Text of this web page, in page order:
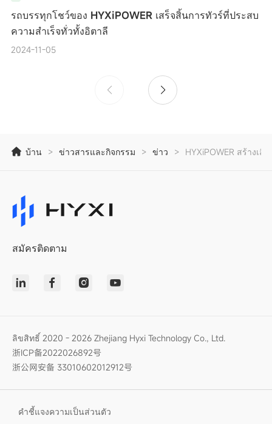
รถบรรทุกโชว์ของ HYXiPOWER เสร็จสิ้นการทัวร์ที่ประสบ
ความสำเร็จทั่วทั้งอิตาลี
2024-11-05
บ้าน > ข่าวสารและกิจกรรม > ข่าว > HYXiPOWER สร้างเ
สมัครติดตาม
ลิขสิทธิ์ 2020 - 2026 Zhejiang Hyxi Technology Co., Ltd.
浙ICP备2022026892号
浙公网安备 33010602012912号
คำชี้แจงความเป็นส่วนตัว